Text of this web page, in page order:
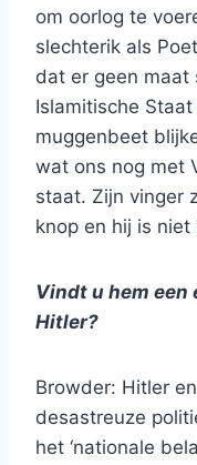
om oorlog te
slechterik als
dat er geen maat
Islamitische
muggenbeet
wat ons nog met
staat. Zijn vinger
knop en hij is
Vindt u hem een
Hitler?
Browder: Hitler
desastreuze
het ‘nationale